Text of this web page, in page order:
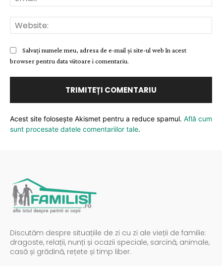
Salvați numele meu, adresa de e-mail și site-ul web în acest
browser pentru data viitoare i comentariu.
Acest site folosește Akismet pentru a reduce spamul. Află cum
sunt procesate datele comentariilor tale.
Discutăm despre situațiile de zi cu zi ale vieții de familie:
dragoste, relații, nunți și ocazii speciale, sarcină, animale,
casă și grădină, rețete și timp liber.